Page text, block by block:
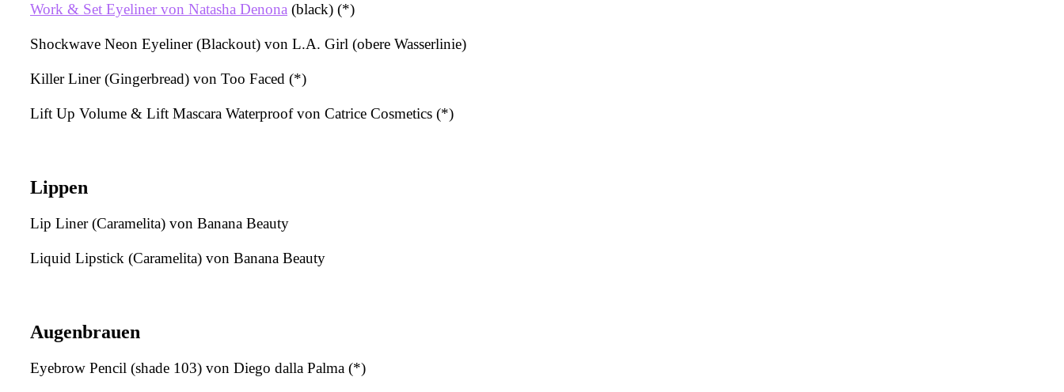
Work & Set Eyeliner von Natasha Denona (black) (*)
Shockwave Neon Eyeliner (Blackout) von L.A. Girl (obere Wasserlinie)
Killer Liner (Gingerbread) von Too Faced (*)
Lift Up Volume & Lift Mascara Waterproof von Catrice Cosmetics (*)
Lippen
Lip Liner (Caramelita) von Banana Beauty
Liquid Lipstick (Caramelita) von Banana Beauty
Augenbrauen
Eyebrow Pencil (shade 103) von Diego dalla Palma (*)